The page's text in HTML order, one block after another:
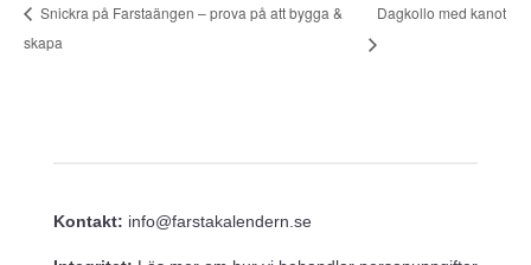
Snickra på Farstaängen – prova på att bygga &
skapa
Dagkollo med kanot
Kontakt: info@farstakalendern.se